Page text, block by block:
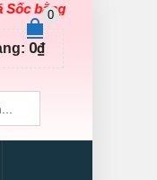
giá Gốc
0
0₫